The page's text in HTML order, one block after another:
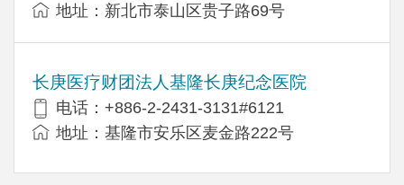
地址：新北市泰山区贵子路69号
长庚医疗财团法人基隆长庚纪念医院
电话：+886-2-2431-3131#6121
地址：基隆市安乐区麦金路222号